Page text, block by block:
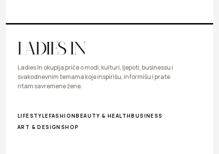
Ladies In okuplja priče o modi, kulturi, ljepoti, businessu i
svakodnevnim temama koje inspirišu, informišu i prate
ritam savremene žene.
LIFESTYLEFASHIONBEAUTY & HEALTHBUSINESS
ART & DESIGN SHOP